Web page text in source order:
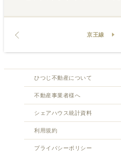
京王線
ひつじ不動産について
不動産事業者様へ
シェアハウス統計資料
利用規約
プライバシーポリシー